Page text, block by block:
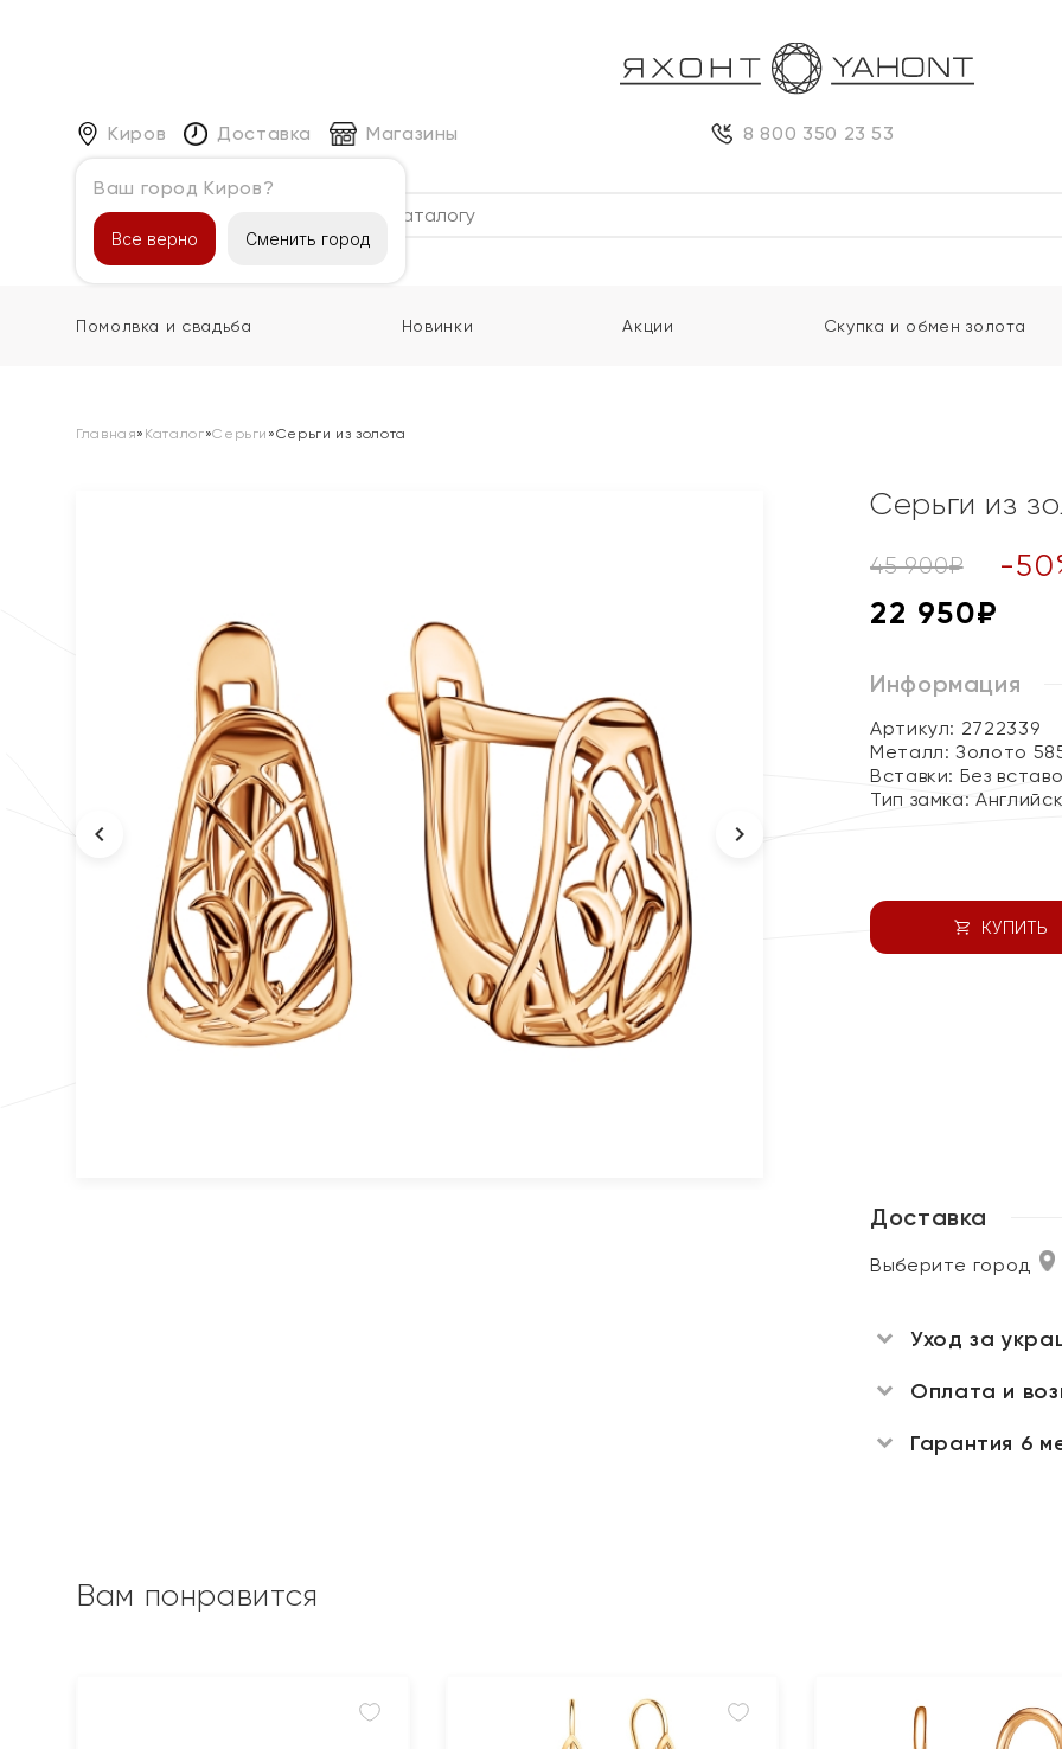
Киров
Ваш город Киров?
Все верно Сменить город
Доставка Магазины 8 800 350 23 53
Каталог
Помолвка и свадьба Новинки Акции Скупка и обмен золота
Главная» Каталог»Серьги »Серьги из золота
Серьги из
45 900₽ -50
22 950₽
Информация
Артикул: 2722339
Металл:Золото
Вставки: Без
Тип замка:
КУПИТЬ
Доставка
Выберите город
Уход за
Оплата и
Гарантия 6
Вам понравится